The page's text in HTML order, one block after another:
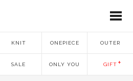
KNIT ONEPIECE OUTER
SALE ONLY YOU GIFT